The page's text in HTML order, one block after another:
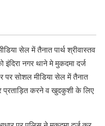
सेल में तैनात पार्थ श्रीवास्तव
नगर थाने मे मुकदमा दर्ज
पर सोशल मीडिया सेल में तैनात
प्रताड़ित करने व खुदकुशी के लिए